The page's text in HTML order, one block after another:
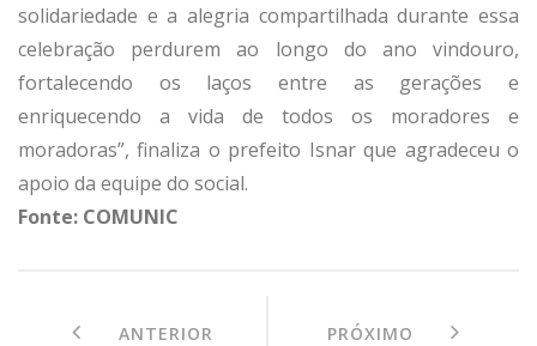
solidariedade e a alegria compartilhada durante essa
celebração perdurem ao longo do ano vindouro,
fortalecendo os laços entre as gerações e
enriquecendo a vida de todos os moradores e
moradoras”, finaliza o prefeito Isnar que agradeceu o
apoio da equipe do social.
Fonte: COMUNIC
ANTERIOR PRÓXIMO